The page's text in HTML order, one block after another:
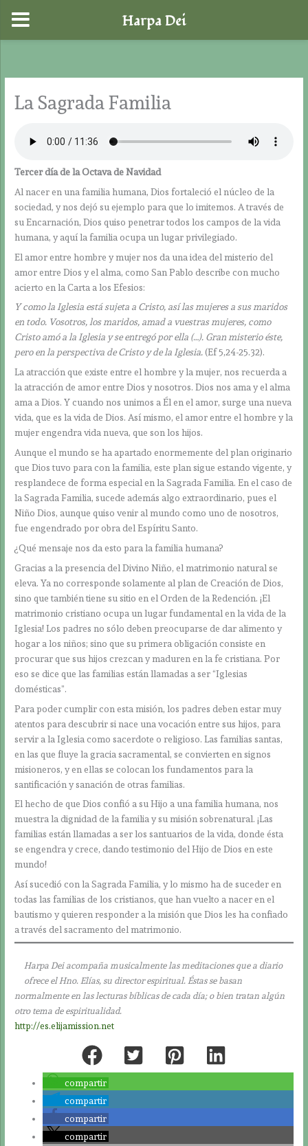
contenido
La Sagrada Familia
Tercer día de la Octava de Navidad
Al nacer en una familia humana, Dios fortaleció el núcleo de la
sociedad, y nos dejó su ejemplo para que lo imitemos. A través de
su Encarnación, Dios quiso penetrar todos los campos de la vida
humana, y aquí la familia ocupa un lugar privilegiado.
El amor entre hombre y mujer nos da una idea del misterio del
amor entre Dios y el alma, como San Pablo describe con mucho
acierto en la Carta a los Efesios:
Y como la Iglesia está sujeta a Cristo, así las mujeres a sus maridos
en todo. Vosotros, los maridos, amad a vuestras mujeres, como
Cristo amó a la Iglesia y se entregó por ella (…). Gran misterio éste,
pero en la perspectiva de Cristo y de la Iglesia.(Ef 5,24-25.32).
La atracción que existe entre el hombre y la mujer, nos recuerda a
la atracción de amor entre Dios y nosotros. Dios nos ama y el alma
ama a Dios. Y cuando nos unimos a Él en el amor, surge una nueva
vida, que es la vida de Dios. Así mismo, el amor entre el hombre y la
mujer engendra vida nueva, que son los hijos.
Aunque el mundo se ha apartado enormemente del plan originario
que Dios tuvo para con la familia, este plan sigue estando vigente, y
resplandece de forma especial en la Sagrada Familia. En el caso de
la Sagrada Familia, sucede además algo extraordinario, pues el
Niño Dios, aunque quiso venir al mundo como uno de nosotros,
fue engendrado por obra del Espíritu Santo.
¿Qué mensaje nos da esto para la familia humana?
Gracias a la presencia del Divino Niño, el matrimonio natural se
eleva. Ya no corresponde solamente al plan de Creación de Dios,
sino que también tiene su sitio en el Orden de la Redención. ¡El
matrimonio cristiano ocupa un lugar fundamental en la vida de la
Iglesia! Los padres no sólo deben preocuparse de dar alimento y
hogar a los niños; sino que su primera obligación consiste en
procurar que sus hijos crezcan y maduren en la fe cristiana. Por
eso se dice que las familias están llamadas a ser “Iglesias
domésticas”.
Para poder cumplir con esta misión, los padres deben estar muy
atentos para descubrir si nace una vocación entre sus hijos, para
servir a la Iglesia como sacerdote o religioso. Las familias santas,
en las que fluye la gracia sacramental, se convierten en signos
misioneros, y en ellas se colocan los fundamentos para la
santificación y sanación de otras familias.
El hecho de que Dios confió a su Hijo a una familia humana, nos
muestra la dignidad de la familia y su misión sobrenatural. ¡Las
familias están llamadas a ser los santuarios de la vida, donde ésta
se engendra y crece, dando testimonio del Hijo de Dios en este
mundo!
Así sucedió con la Sagrada Familia, y lo mismo ha de suceder en
todas las familias de los cristianos, que han vuelto a nacer en el
bautismo y quieren responder a la misión que Dios les ha confiado
a través del sacramento del matrimonio.
Harpa Dei acompaña musicalmente las meditaciones que a diario
ofrece el Hno. Elías, su director espiritual. Éstas se basan
normalmente en las lecturas bíblicas de cada día; o bien tratan algún
otro tema de espiritualidad.
http://es.elijamission.net
compartir
compartir
compartir
compartir
Harpa Dei